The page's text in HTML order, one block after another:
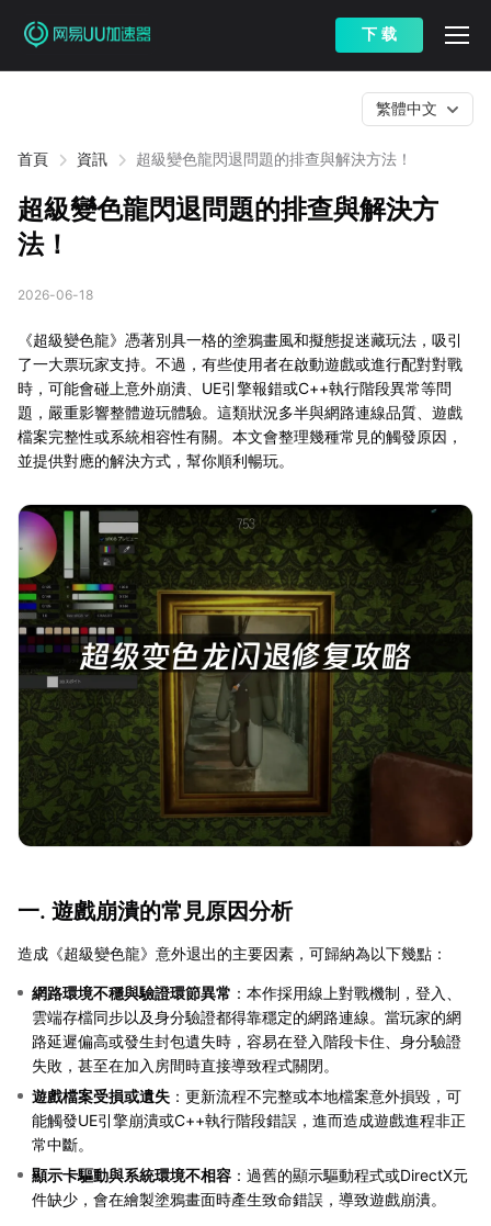
下 载
首頁 資訊 超級變色龍閃退問題的排查與解決方法！
繁體中文
超級變色龍閃退問題的排查與解決方
法！
2026-06-18
《超級變色龍》憑著別具一格的塗鴉畫風和擬態捉迷藏玩法，吸引
了一大票玩家支持。不過，有些使用者在啟動遊戲或進行配對對戰
時，可能會碰上意外崩潰、UE引擎報錯或C++執行階段異常等問
題，嚴重影響整體遊玩體驗。這類狀況多半與網路連線品質、遊戲
檔案完整性或系統相容性有關。本文會整理幾種常見的觸發原因，
並提供對應的解決方式，幫你順利暢玩。
一. 遊戲崩潰的常見原因分析
造成《超級變色龍》意外退出的主要因素，可歸納為以下幾點：
網路環境不穩與驗證環節異常 ：本作採用線上對戰機制，登入、
雲端存檔同步以及身分驗證都得靠穩定的網路連線。當玩家的網
路延遲偏高或發生封包遺失時，容易在登入階段卡住、身分驗證
失敗，甚至在加入房間時直接導致程式關閉。
遊戲檔案受損或遺失 ：更新流程不完整或本地檔案意外損毀，可
能觸發UE引擎崩潰或C++執行階段錯誤，進而造成遊戲進程非正
常中斷。
顯示卡驅動與系統環境不相容 ：過舊的顯示驅動程式或DirectX元
件缺少，會在繪製塗鴉畫面時產生致命錯誤，導致遊戲崩潰。